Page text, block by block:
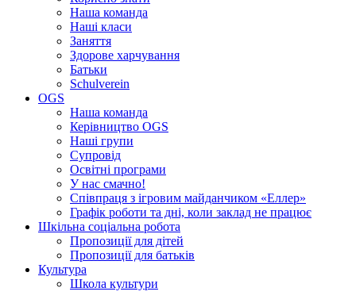
Наша команда
Наші класи
Заняття
Здорове харчування
Батьки
Schulverein
OGS
Наша команда
Керівництво OGS
Наші групи
Супровід
Освітні програми
У нас смачно!
Співпраця з ігровим майданчиком «Еллер»
Графік роботи та дні, коли заклад не працює
Шкільна соціальна робота
Пропозиції для дітей
Пропозиції для батьків
Культура
Школа культури